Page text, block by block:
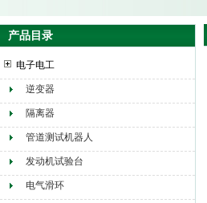
赫尔纳贸易（大连）有限公司
产品目录
电子电工
逆变器
隔离器
管道测试机器人
发动机试验台
电气滑环